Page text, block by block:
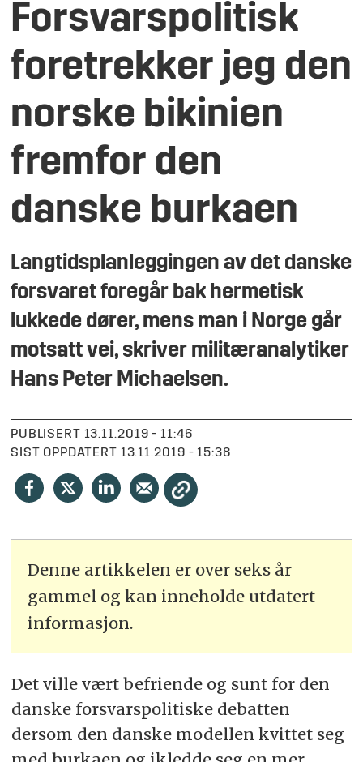
Forsvarspolitisk
foretrekker jeg den
norske bikinien
fremfor den
danske burkaen
Langtidsplanleggingen av det danske
forsvaret foregår bak hermetisk
lukkede dører, mens man i Norge går
motsatt vei, skriver militæranalytiker
Hans Peter Michaelsen.
PUBLISERT
13.11.2019 - 11:46
SIST OPPDATERT
13.11.2019 - 15:38
Denne artikkelen er over seks år
gammel og kan inneholde utdatert
informasjon.
Det ville vært befriende og sunt for den
danske forsvarspolitiske debatten
dersom den danske modellen kvittet seg